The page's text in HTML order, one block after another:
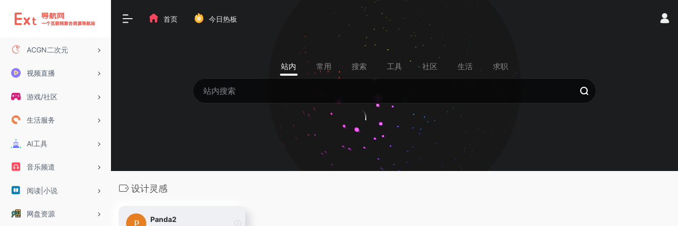
ACGN二次元
视频直播
游戏/社区
生活服务
AI工具
音乐频道
阅读|小说
网盘资源
首页 今日热板
站内 常用 搜索 工具 社区 生活 求职
设计灵感
Panda2